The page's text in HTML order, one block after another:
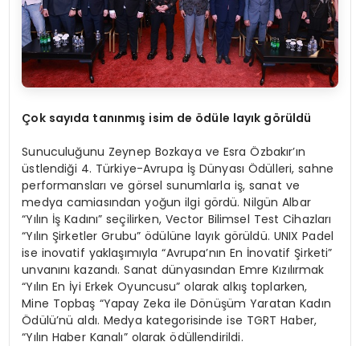
Çok sayıda tanınmış isim de ödüle layık görüldü
Sunuculuğunu Zeynep Bozkaya ve Esra Özbakır’ın
üstlendiği 4. Türkiye-Avrupa İş Dünyası Ödülleri, sahne
performansları ve görsel sunumlarla iş, sanat ve
medya camiasından yoğun ilgi gördü. Nilgün Albar
“Yılın İş Kadını” seçilirken, Vector Bilimsel Test Cihazları
“Yılın Şirketler Grubu” ödülüne layık görüldü. UNIX Padel
ise inovatif yaklaşımıyla “Avrupa’nın En İnovatif Şirketi”
unvanını kazandı. Sanat dünyasından Emre Kızılırmak
“Yılın En İyi Erkek Oyuncusu” olarak alkış toplarken,
Mine Topbaş “Yapay Zeka ile Dönüşüm Yaratan Kadın
Ödülü’nü aldı. Medya kategorisinde ise TGRT Haber,
“Yılın Haber Kanalı” olarak ödüllendirildi.